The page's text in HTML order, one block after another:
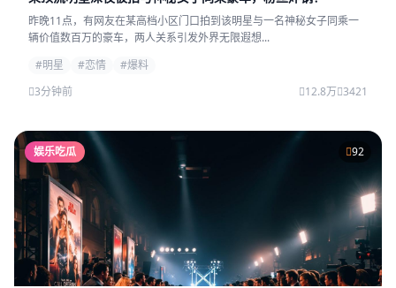
昨晚11点，有网友在某高档小区门口拍到该明星与一名神秘女子同乘一
辆价值数百万的豪车，两人关系引发外界无限遐想...
#明星
#恋情
#爆料
3分钟前
12.8万 3421
娱乐吃瓜 92